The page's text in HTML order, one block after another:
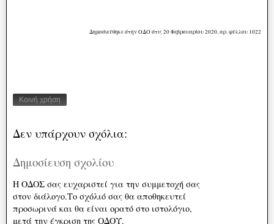
Δημοσιεύθηκε στην ΟΔΟ στις 20 Φεβρουαρίου 2020, αρ. φύλλου 1022
Κοινή χρήση
Δεν υπάρχουν σχόλια:
Δημοσίευση σχολίου
Η ΟΔΟΣ σας ευχαριστεί για την συμμετοχή σας
στον διάλογο.Το σχόλιό σας θα αποθηκευτεί
προσωρινά και θα είναι ορατό στο ιστολόγιο,
μετά την έγκριση της ΟΔΟΥ.